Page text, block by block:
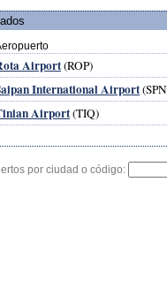
Airport(ROP)
International Airport
Airport(TIQ)
por ciudad o código: